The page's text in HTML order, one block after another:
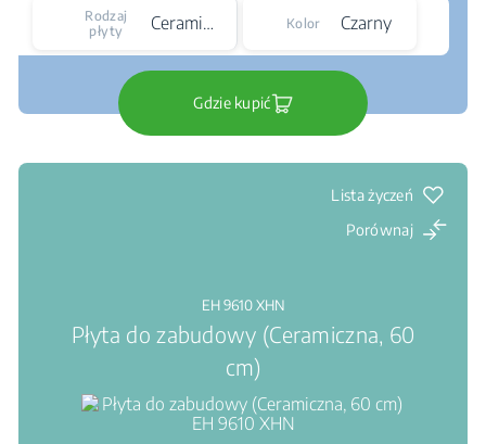
Rodzaj
płyty
Ceramiczna Kolor Czarny
Gdzie kupić
Lista życzeń
Porównaj
EH 9610 XHN
Płyta do zabudowy (Ceramiczna, 60
cm)